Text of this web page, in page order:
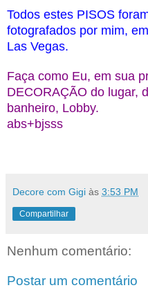
Todos estes PISOS
fotografados por mim,
Las Vegas.
Faça como Eu, em sua
DECORAÇÃO do lugar,
banheiro, Lobby.
abs+bjsss
Decore com Gigi às 3:53 PM
Compartilhar
Nenhum comentário:
Postar um comentário